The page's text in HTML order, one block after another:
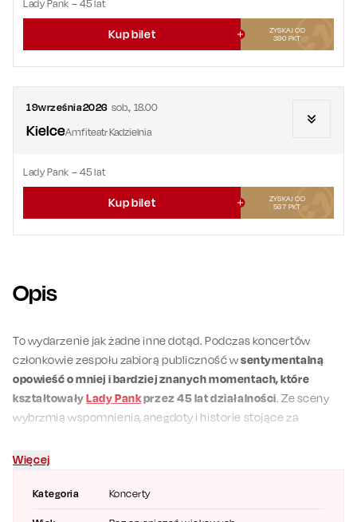
Lady Pank – 45 lat
Kup bilet
ZYSKAJ OD
390 PKT
19września2026 sob., 18.00
KielceAmfiteatr Kadzielnia
Lady Pank – 45 lat
Kup bilet
ZYSKAJ OD
567 PKT
Opis
Kategoria Koncerty
To wydarzenie jak żadne inne dotąd. Podczas koncertów
członkowie zespołu zabiorą publiczność wsentymentalną
opowieść o mniej i bardziej znanych momentach, które
kształtowałyLady Pankprzez 45 lat działalności. Ze sceny
wybrzmią wspomnienia, anegdoty i historie stojące za
polskiej muzyki.
przeboje, które od lat łączą kolejne pokolenia
Więcej